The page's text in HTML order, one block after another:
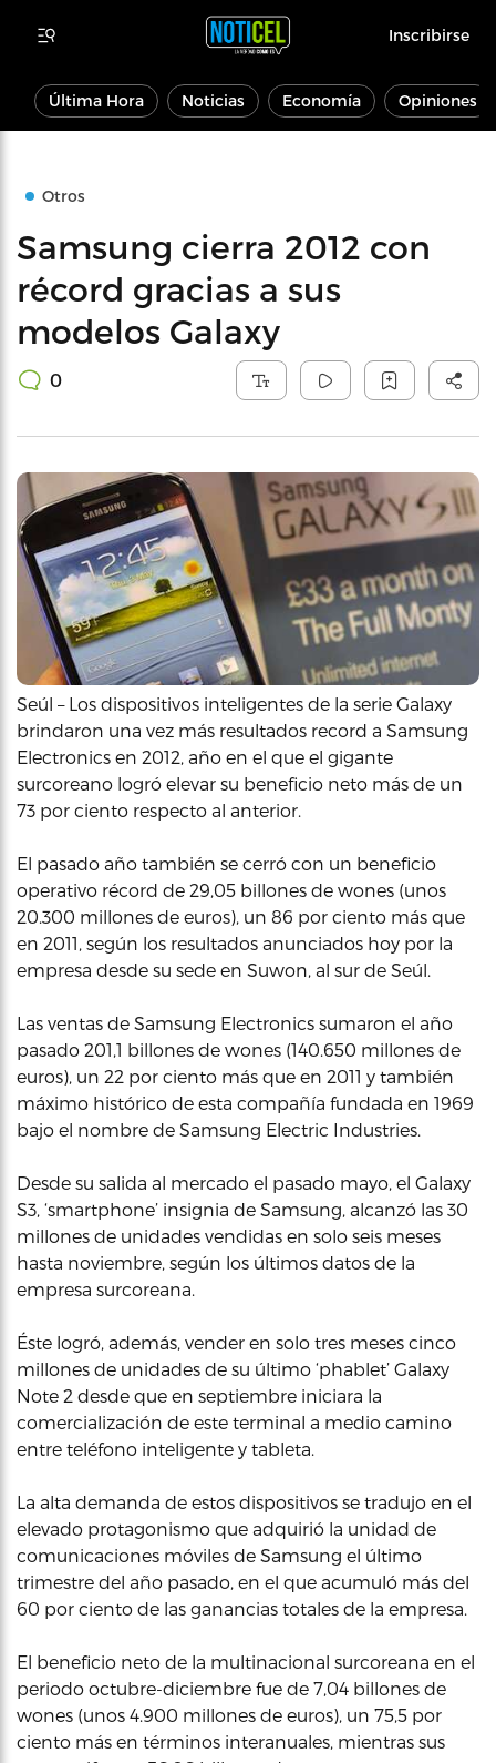
Inscribirse
Última Hora Noticias Economía Opiniones
Otros
Samsung cierra 2012 con
récord gracias a sus
modelos Galaxy
0
Seúl – Los dispositivos inteligentes de la serie Galaxy
brindaron una vez más resultados record a Samsung
Electronics en 2012, año en el que el gigante
surcoreano logró elevar su beneficio neto más de un
73 por ciento respecto al anterior.
El pasado año también se cerró con un beneficio
operativo récord de 29,05 billones de wones (unos
20.300 millones de euros), un 86 por ciento más que
en 2011, según los resultados anunciados hoy por la
empresa desde su sede en Suwon, al sur de Seúl.
Las ventas de Samsung Electronics sumaron el año
pasado 201,1 billones de wones (140.650 millones de
euros), un 22 por ciento más que en 2011 y también
máximo histórico de esta compañía fundada en 1969
bajo el nombre de Samsung Electric Industries.
Desde su salida al mercado el pasado mayo, el Galaxy
S3, ‘smartphone’ insignia de Samsung, alcanzó las 30
millones de unidades vendidas en solo seis meses
hasta noviembre, según los últimos datos de la
empresa surcoreana.
Éste logró, además, vender en solo tres meses cinco
millones de unidades de su último ‘phablet’ Galaxy
Note 2 desde que en septiembre iniciara la
comercialización de este terminal a medio camino
entre teléfono inteligente y tableta.
La alta demanda de estos dispositivos se tradujo en el
elevado protagonismo que adquirió la unidad de
comunicaciones móviles de Samsung el último
trimestre del año pasado, en el que acumuló más del
60 por ciento de las ganancias totales de la empresa.
El beneficio neto de la multinacional surcoreana en el
periodo octubre-diciembre fue de 7,04 billones de
wones (unos 4.900 millones de euros), un 75,5 por
ciento más en términos interanuales, mientras sus